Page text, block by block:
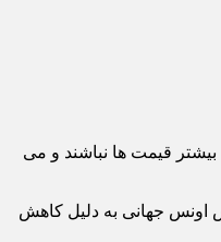
قیمت ها نباشند و می
ایران قیمت طلا و سکه علیرغم افزایش اونس جهانی به دلیل کاهش